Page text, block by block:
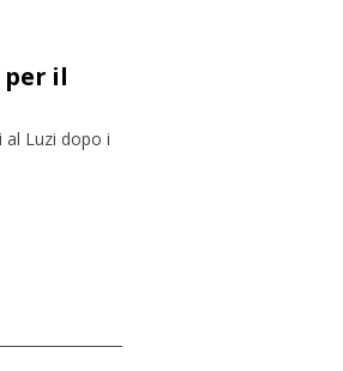
per il
Luzi dopo i